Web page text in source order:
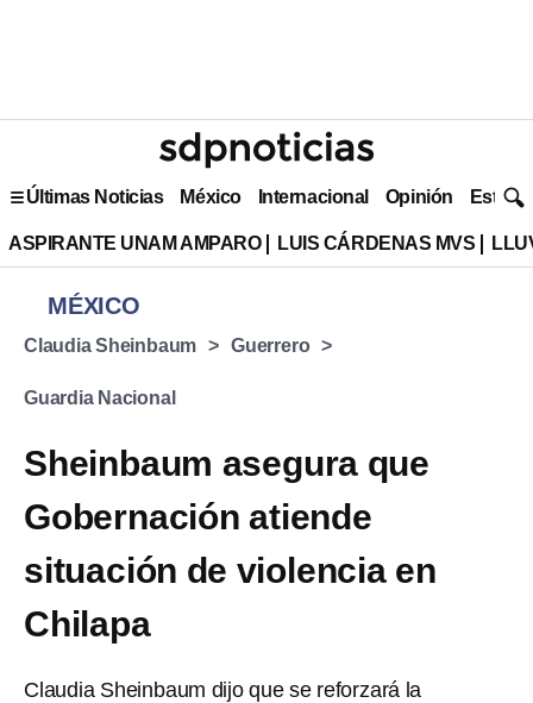
Últimas Noticias México Internacional Opinión Estilo
ASPIRANTE UNAM AMPARO LUIS CÁRDENAS MVS
MÉXICO
Claudia Sheinbaum Guerrero
Guardia Nacional
Sheinbaum asegura que
Gobernación atiende
situación de violencia en
Chilapa
Claudia Sheinbaum dijo que se reforzará la